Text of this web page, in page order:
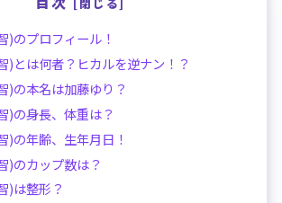
)のプロフィール！
)とは何者？ヒカルを逆ナン！？
)の本名は加藤ゆり？
)の身長、体重は？
)の年齢、生年月日！
)のカップ数は？
)は整形？